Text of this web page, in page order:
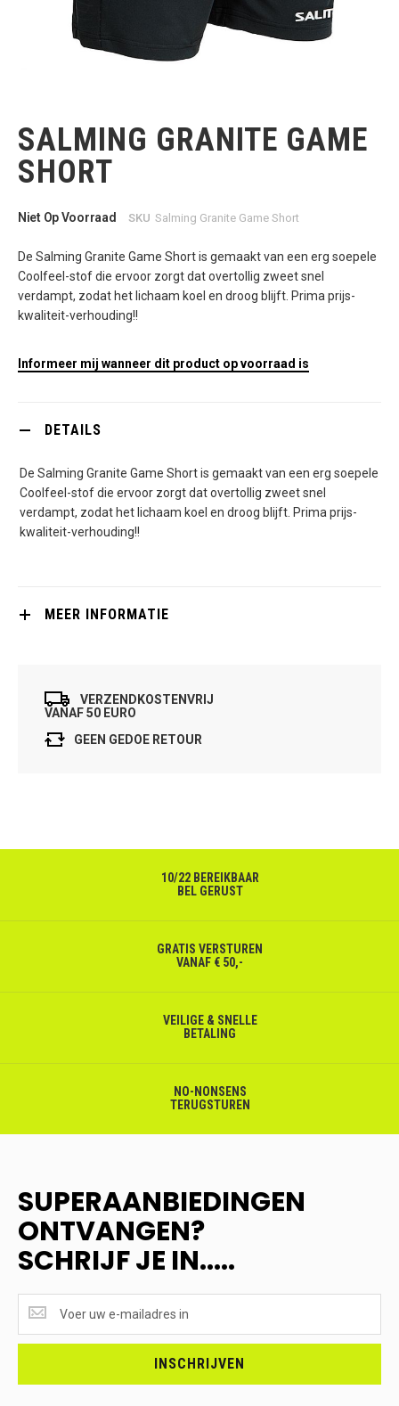
begin
van
de
afbeeldingen-
SALMING GRANITE GAME
SHORT
Niet Op Voorraad SKU Salming Granite Game Short
De Salming Granite Game Short is gemaakt van een erg soepele
Coolfeel-stof die ervoor zorgt dat overtollig zweet snel
verdampt, zodat het lichaam koel en droog blijft. Prima prijs-
kwaliteit-verhouding!!
Informeer mij wanneer dit product op voorraad is
DETAILS
De Salming Granite Game Short is gemaakt van een erg soepele
Coolfeel-stof die ervoor zorgt dat overtollig zweet snel
verdampt, zodat het lichaam koel en droog blijft. Prima prijs-
kwaliteit-verhouding!!
MEER INFORMATIE
VERZENDKOSTENVRIJ
VANAF 50 EURO
GEEN GEDOE RETOUR
10/22 BEREIKBAAR
BEL GERUST
GRATIS VERSTUREN
VANAF € 50,-
VEILIGE & SNELLE
BETALING
NO-NONSENS
TERUGSTUREN
SUPERAANBIEDINGEN
ONTVANGEN?
SCHRIJF JE IN.....
ONTVANGEN?
<br>SCHRIJF
INSCHRIJVEN